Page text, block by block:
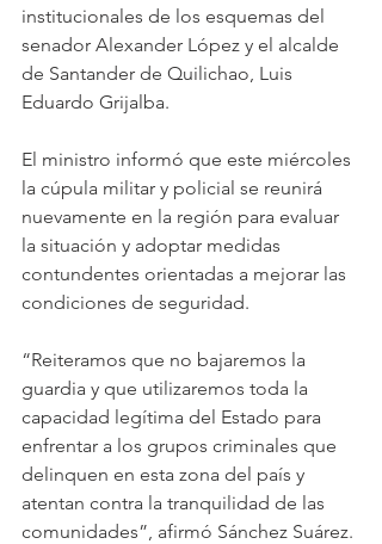
institucionales de los esquemas del
senador Alexander López y el alcalde
de Santander de Quilichao, Luis
Eduardo Grijalba.
El ministro informó que este miércoles
la cúpula militar y policial se reunirá
nuevamente en la región para evaluar
la situación y adoptar medidas
contundentes orientadas a mejorar las
condiciones de seguridad.
“Reiteramos que no bajaremos la
guardia y que utilizaremos toda la
capacidad legítima del Estado para
enfrentar a los grupos criminales que
delinquen en esta zona del país y
atentan contra la tranquilidad de las
comunidades”, afirmó Sánchez Suárez.